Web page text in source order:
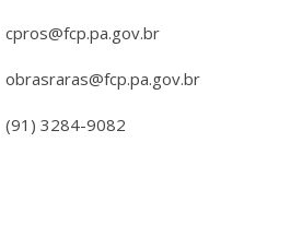
cpros@fcp.pa.gov.br
obrasraras@fcp.pa.gov.br
(91) 3284-9082